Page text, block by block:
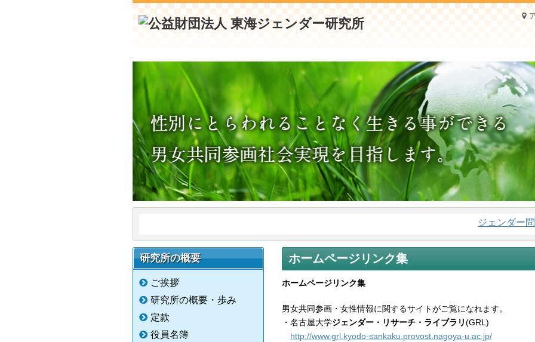
ジェンダー問題に
ホームページリンク集
ホームページリンク集
男女共同参画・女性情報に関するサイトがご覧になれます。
・名古屋大学ジェンダー・リサーチ・ライブラリ(GRL)
http://www.grl.kyodo-sankaku.provost.nagoya-u.ac.jp/
研究所の概要
ご挨拶
研究所の概要・歩み
定款
役員名簿